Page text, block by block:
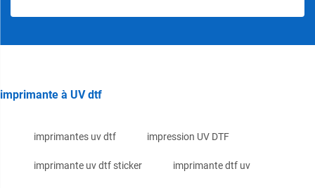
imprimante à UV dtf
imprimantes uv dtf impression UV DTF
imprimante uv dtf sticker imprimante dtf uv